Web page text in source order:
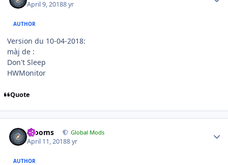
April 9, 20188 yr
AUTHOR
Version du 10-04-2018:
màj de :
Don't Sleep
HWMonitor
Quote
mooms Global Mods
April 11, 20188 yr
AUTHOR